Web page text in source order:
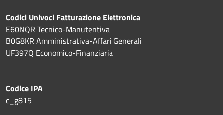
Codici Univoci Fatturazione Elettronica
E60NQR Tecnico-Manutentiva
B0G8KR Amministrativa-Affari Generali
UF397Q Economico-Finanziaria
Codice IPA
c_g815